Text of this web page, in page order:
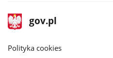
stopka
gov.pl
Strona
gov.pl
gov.pl
Polityka cookies